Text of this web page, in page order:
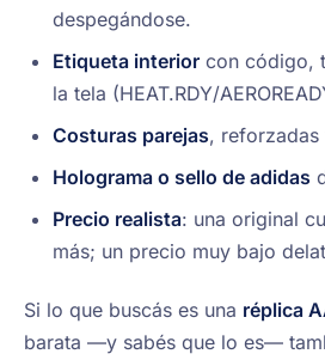
despegándose.
Etiqueta interior con código,
la tela (HEAT.RDY/
Costuras parejas, reforzadas
Holograma o sello de adidas
Precio realista: una original
más; un precio muy bajo
Si lo que buscás es una réplica
barata —y sabés que lo es—